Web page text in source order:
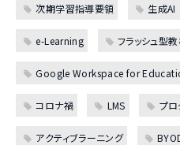
次期学習指導要領 生成AI
e-Learning フラッシュ型
Google Workspace for
コロナ禍 LMS プロ
アクティブラーニング